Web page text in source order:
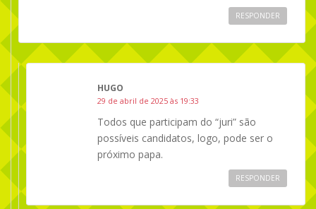
RESPONDER
HUGO
29 de abril de 2025 às 19:33
Todos que participam do “juri” são
possíveis candidatos, logo, pode ser o
próximo papa.
RESPONDER